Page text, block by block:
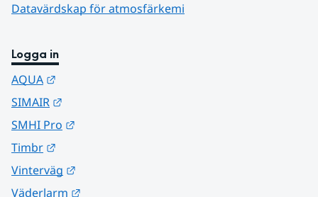
Datavärdskap för atmosfärkemi
Logga in
AQUA
SIMAIR
SMHI Pro
Timbr
Vinterväg
Väderlarm